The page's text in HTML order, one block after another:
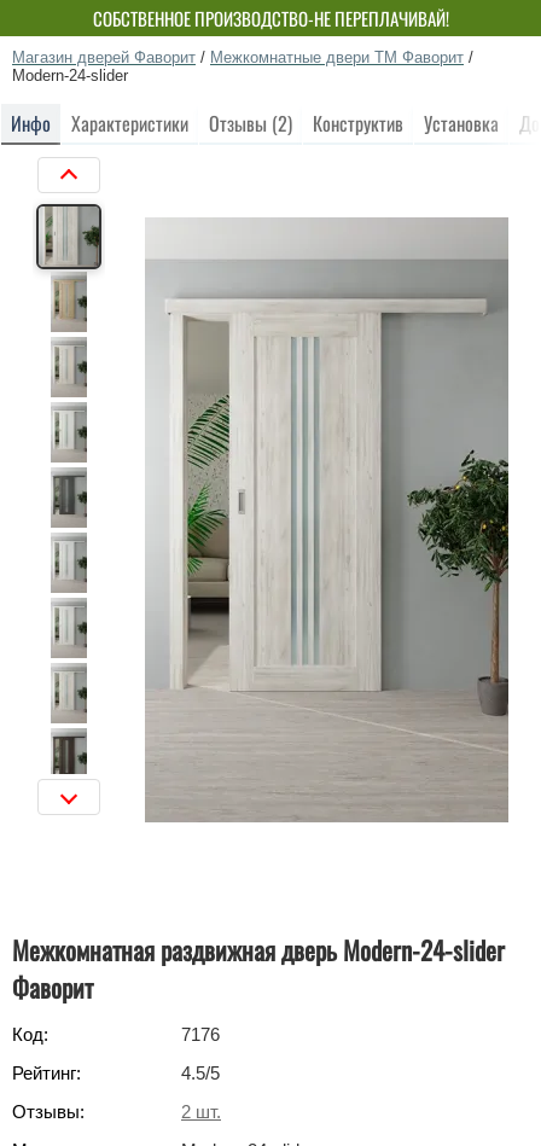
СОБСТВЕННОЕ ПРОИЗВОДСТВО-НЕ ПЕРЕПЛАЧИВАЙ!
Магазин дверей Фаворит / Межкомнатные двери ТМ Фаворит /
Modern-24-slider
Инфо Характеристики Отзывы (2) Конструктив Установка
Межкомнатная раздвижная дверь Modern-24-slider
Фаворит
Код:
7176
Рейтинг:
4.5/5
Отзывы:
2 шт.